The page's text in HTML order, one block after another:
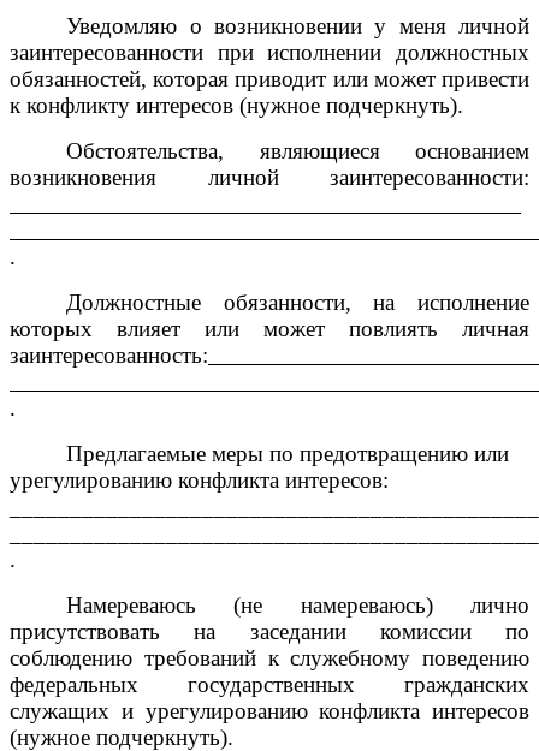
Уведомляю о возникновении у меня личной
заинтересованности при исполнении должностных
обязанностей, которая приводит или может привести
к конфликту интересов (нужное подчеркнуть).
Обстоятельства, являющиеся основанием
возникновения личной заинтересованности:
.
Должностные обязанности, на исполнение
которых влияет или может повлиять личная
заинтересованность:
.
Предлагаемые меры по предотвращению или
урегулированию конфликта интересов:
.
Намереваюсь (не намереваюсь) лично
присутствовать на заседании комиссии по
соблюдению требований к служебному поведению
федеральных государственных гражданских
служащих и урегулированию конфликта интересов
(нужное подчеркнуть).